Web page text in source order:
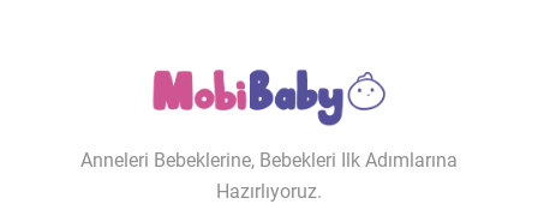
MobiBaby
Anneleri Bebeklerine, Bebekleri Ilk Adımlarına
Hazırlıyoruz.